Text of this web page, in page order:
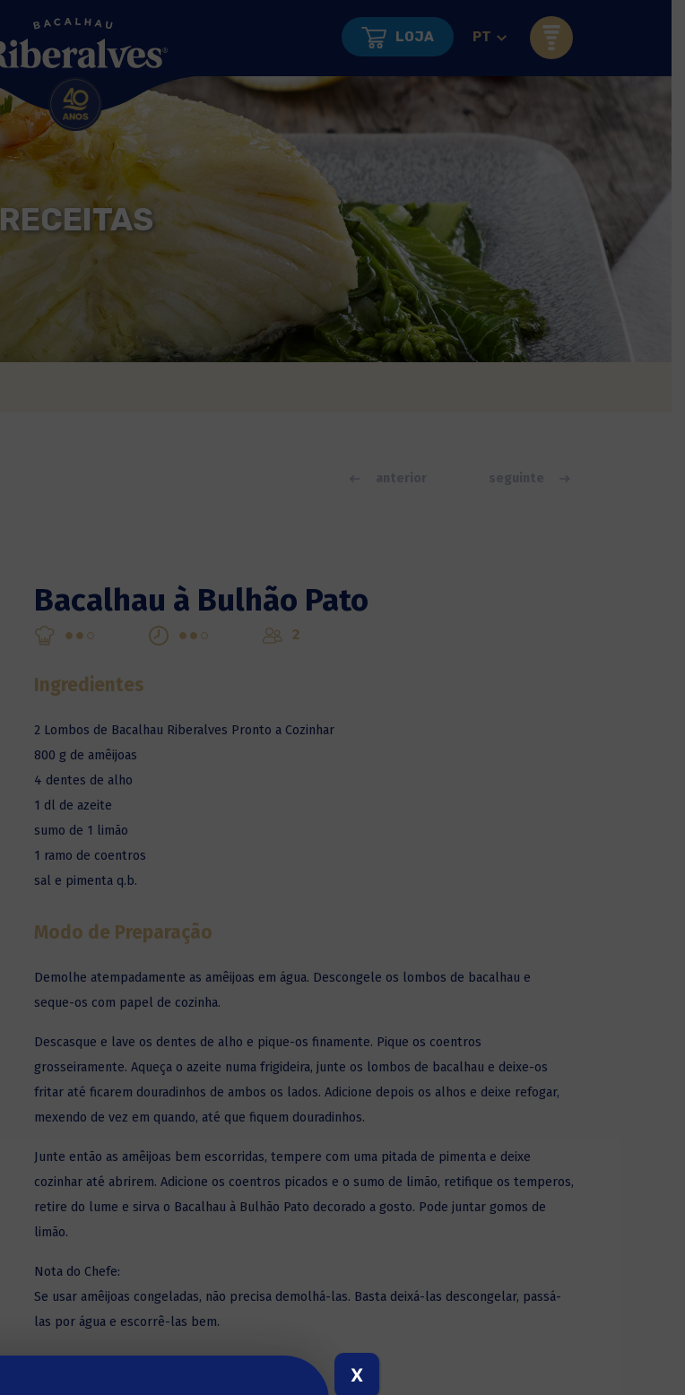
LOJA PT
RECEITAS
Bacalhau à Bulhão Pato
2
Ingredientes
2 Lombos de Bacalhau Riberalves Pronto a Cozinhar
800 g de amêijoas
4 dentes de alho
1 dl de azeite
sumo de 1 limão
1 ramo de coentros
sal e pimenta q.b.
Modo de Preparação
Demolhe atempadamente as amêijoas em água. Descongele os lombos de bacalhau e
seque-os com papel de cozinha.
Descasque e lave os dentes de alho e pique-os finamente. Pique os coentros
grosseiramente. Aqueça o azeite numa frigideira, junte os lombos de bacalhau e deixe-os
fritar até ficarem douradinhos de ambos os lados. Adicione depois os alhos e deixe refogar,
mexendo de vez em quando, até que fiquem douradinhos.
Junte então as amêijoas bem escorridas, tempere com uma pitada de pimenta e deixe
cozinhar até abrirem. Adicione os coentros picados e o sumo de limão, retifique os temperos,
retire do lume e sirva o Bacalhau à Bulhão Pato decorado a gosto. Pode juntar gomos de
limão.
Nota do Chefe:
Se usar amêijoas congeladas, não precisa demolhá-las. Basta deixá-las descongelar, passá-
las por água e escorrê-las bem.
X